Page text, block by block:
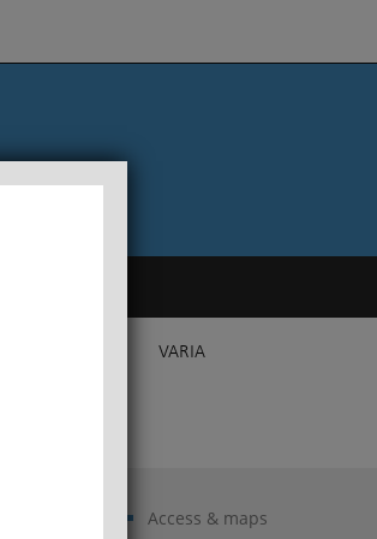
VARIA
Access & maps